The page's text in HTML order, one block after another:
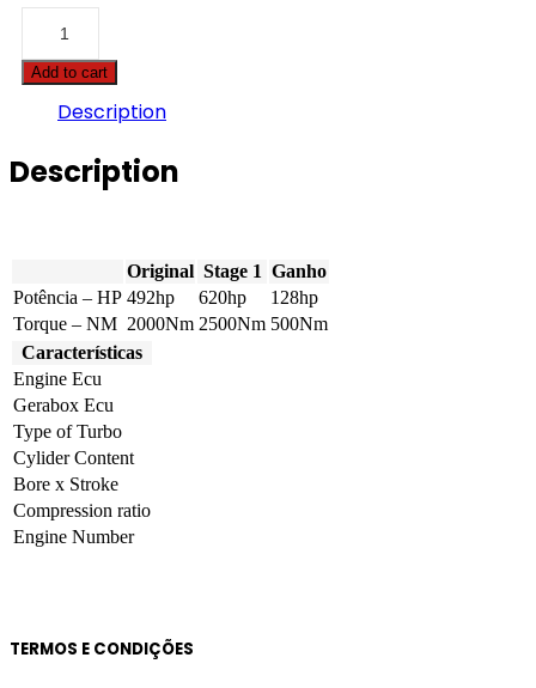
STX
-
quantity
Add to cart
Description
Description
Original Stage 1 Ganho
Potência – HP 492hp 620hp
128hp
Torque – NM 2000Nm 2500Nm 500Nm
Características
Engine Ecu
Gerabox Ecu
Type of Turbo
Cylider Content
Bore x Stroke
Compression ratio
Engine Number
TERMOS E CONDIÇÕES